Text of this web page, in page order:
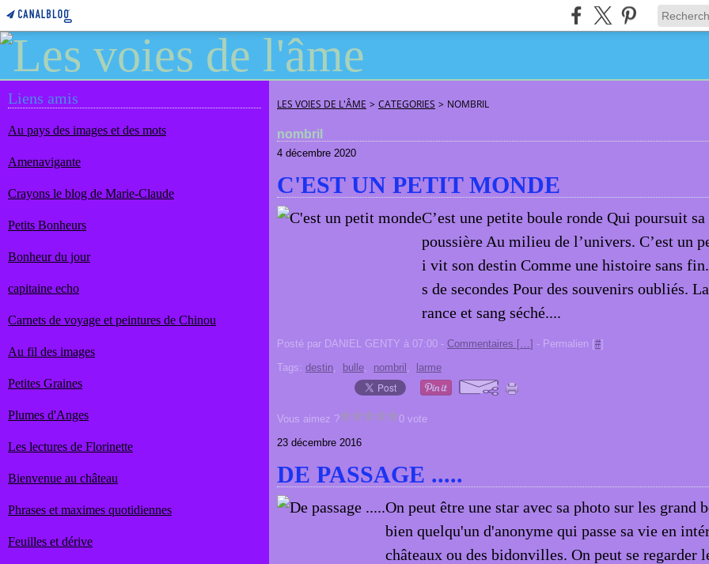
Liens amis
Au pays des images et des mots
Amenavigante
Crayons le blog de Marie-Claude
Petits Bonheurs
Bonheur du jour
capitaine echo
Carnets de voyage et peintures de Chinou
Au fil des images
Petites Graines
Plumes d'Anges
Les lectures de Florinette
Bienvenue au château
Phrases et maximes quotidiennes
Feuilles et dérive
LES VOIES DE L'ÂME > CATEGORIES > NOMBRIL
nombril
4 décembre 2020
C'EST UN PETIT MONDE
C’est une petite boule ronde Qui poursuit
poussière Au milieu de l’univers. C’est un
i vit son destin Comme une histoire sans
s de secondes Pour des souvenirs oubliés.
rance et sang séché....
Posté par DANIEL GENTY à 07:00 - Commentaires […] - Permalien [#]
Tags: destin, bulle, nombril , larme
Vous aimez ?
0 vote
23 décembre 2016
DE PASSAGE .....
On peut être une star avec sa photo sur les grand
bien quelqu'un d'anonyme qui passe sa vie en
châteaux ou des bidonvilles. On peut se regarder